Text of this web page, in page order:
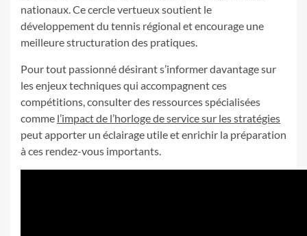
nationaux. Ce cercle vertueux soutient le
développement du tennis régional et encourage une
meilleure structuration des pratiques.
Pour tout passionné désirant s’informer davantage sur
les enjeux techniques qui accompagnent ces
compétitions, consulter des ressources spécialisées
comme l’impact de l’horloge de service sur les stratégies
peut apporter un éclairage utile et enrichir la préparation
à ces rendez-vous importants.